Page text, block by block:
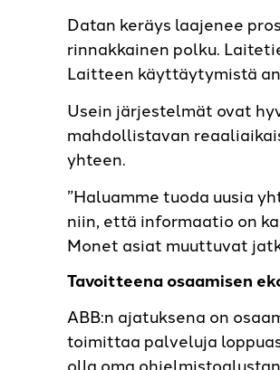
Datan keräys laajenee
rinnakkainen polku.
Laitteen käyttäytymistä
Usein järjestelmät ovat
mahdollistavan
yhteen.
”Haluamme tuoda uusia
niin, että informaatio on
Monet asiat muuttuvat
Tavoitteena osaamisen
ABB:n ajatuksena on
toimittaa palveluja
olla oma